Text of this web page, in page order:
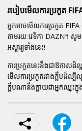
របៀបមើលការប្រកួត
អ្នកអាចមើលការប្រកួត
តាមរយៈវេទិកា DAZN។ សូម
អស្ចារ្យទាំងនេះ!
ការប្រកួតនេះនឹងជាឱកាសដ៏
មើលការប្រកួតរវាងក្លឹបដ៏
ក្លឹបណានឹងក្លាយជាអ្នកឈ្នះក្